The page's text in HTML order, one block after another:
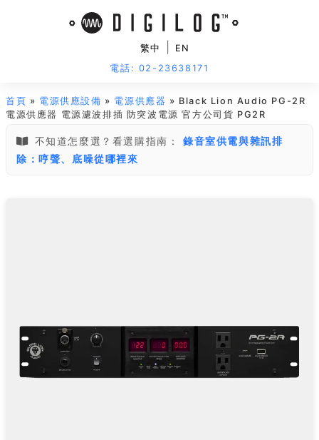
繁中
EN
電話: 02-23638171
首頁 » 電源供應設備 » 電源供應器 » Black Lion Audio PG-2R
電源供應器 電源濾波排插 防突波電源 官方公司貨 PG2R
不知道怎麼選？看選購指南：
錄音室供電與雜訊排
除：哼聲、底噪從哪裡來